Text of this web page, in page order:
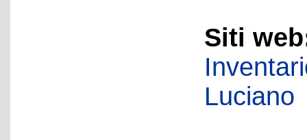
Siti
Luciano